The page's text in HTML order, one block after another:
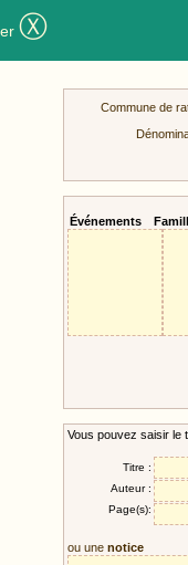
Ⓧ
Commune de
Événements
Vous pouvez saisir le
Titre :
Auteur :
Page(s):
ou une notice